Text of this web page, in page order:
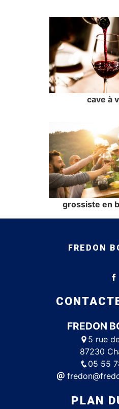
cave à
grossiste en
FREDON
FREDON
5 rue
87230
05 55
PLAN